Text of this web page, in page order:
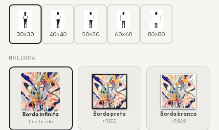
30×30 40×40 50×50 60×60 80×80
MOLDURA
Borda infinita
Incluído
Borda preta
+R$55
Borda branca
+R$69